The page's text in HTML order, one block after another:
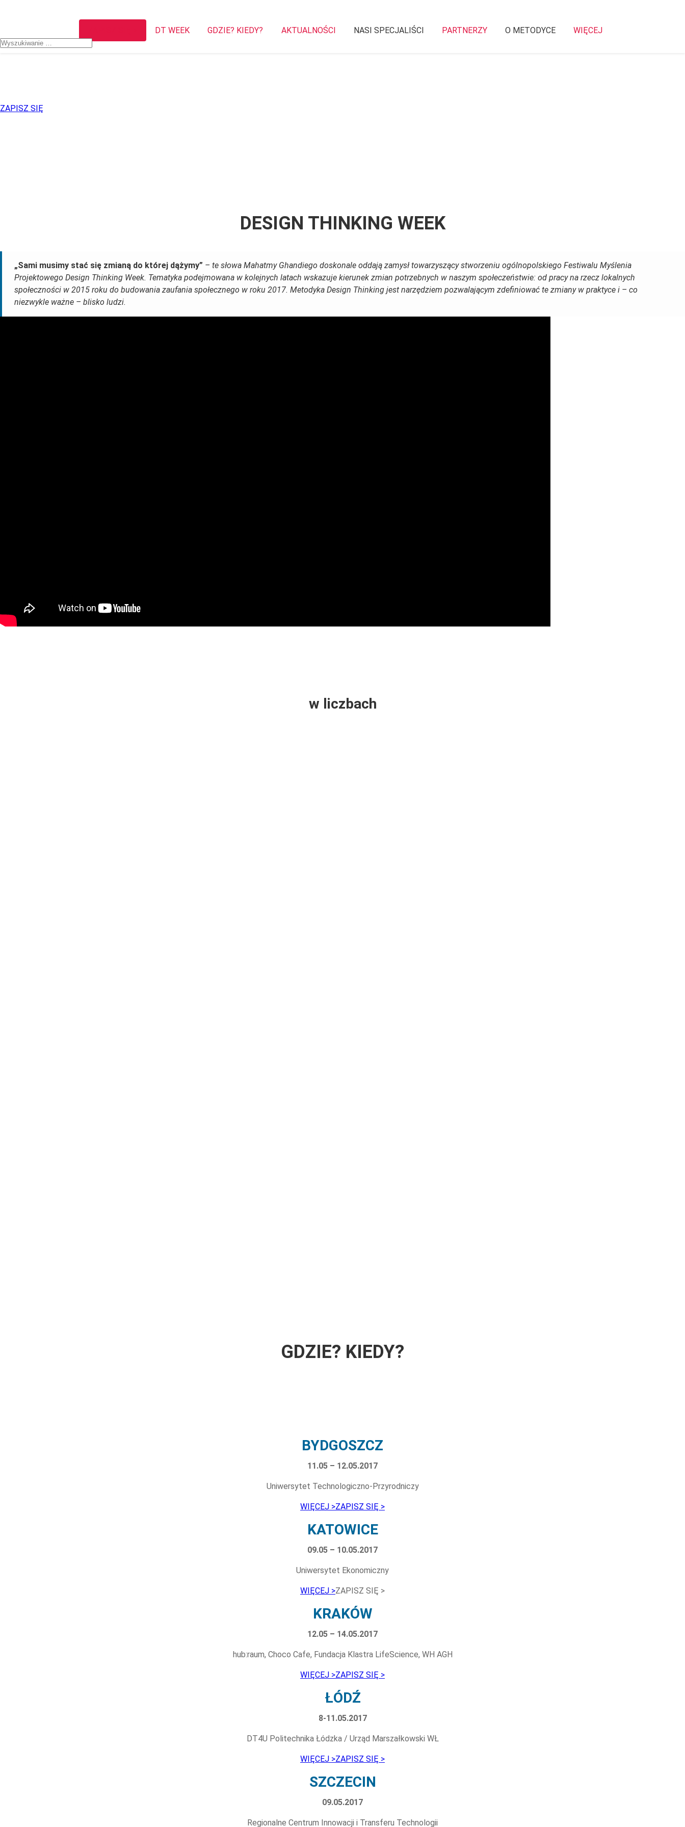
DT WEEK GDZIE? KIEDY? AKTUALNOŚCI NASI SPECJALIŚCI PARTNERZY O METODYCE WIĘCEJ
ZAPISZ SIĘ
DESIGN THINKING WEEK
„Sami musimy stać się zmianą do której dążymy” – te słowa Mahatmy Ghandiego doskonale oddają zamysł towarzyszący stworzeniu ogólnopolskiego Festiwalu Myślenia
Projektowego Design Thinking Week. Tematyka podejmowana w kolejnych latach wskazuje kierunek zmian potrzebnych w naszym społeczeństwie: od pracy na rzecz lokalnych
społeczności w 2015 roku do budowania zaufania społecznego w roku 2017. Metodyka Design Thinking jest narzędziem pozwalającym zdefiniować te zmiany w praktyce i – co
niezwykle ważne – blisko ludzi.
w liczbach
GDZIE? KIEDY?
BYDGOSZCZ
11.05 – 12.05.2017
Uniwersytet Technologiczno-Przyrodniczy
WIĘCEJ >ZAPISZ SIĘ >
KATOWICE
09.05 – 10.05.2017
Uniwersytet Ekonomiczny
WIĘCEJ >ZAPISZ SIĘ >
KRAKÓW
12.05 – 14.05.2017
hub:raum, Choco Cafe, Fundacja Klastra LifeScience, WH AGH
WIĘCEJ >ZAPISZ SIĘ >
ŁÓDŹ
8-11.05.2017
DT4U Politechnika Łódzka / Urząd Marszałkowski WŁ
WIĘCEJ >ZAPISZ SIĘ >
SZCZECIN
09.05.2017
Regionalne Centrum Innowacji i Transferu Technologii